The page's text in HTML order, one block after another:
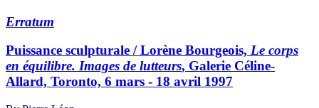
Erratum
Puissance sculpturale / Lorène Bourgeois, Le corps
en équilibre. Images de lutteurs, Galerie Céline-
Allard, Toronto, 6 mars - 18 avril 1997